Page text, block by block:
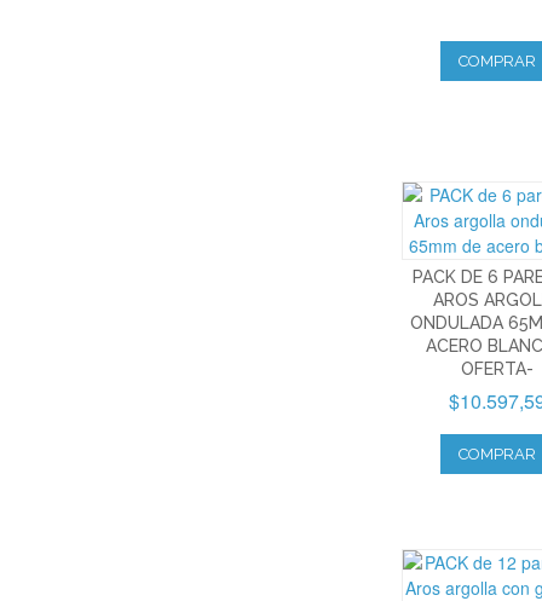
COMPRAR
PACK DE 6
AROS
ONDULADA
ACERO
OFERTA-
COMPRAR